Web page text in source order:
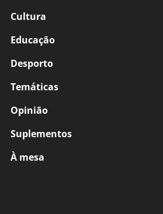
Cultura
Educação
Desporto
Temáticas
Opinião
Suplementos
À mesa